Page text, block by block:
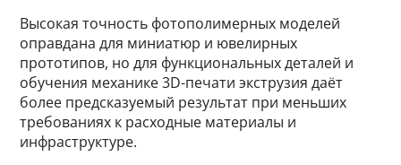
Высокая точность фотополимерных моделей
оправдана для миниатюр и ювелирных
прототипов, но для функциональных деталей и
обучения механике 3D-печати экструзия даёт
более предсказуемый результат при меньших
требованиях к расходные материалы и
инфраструктуре.